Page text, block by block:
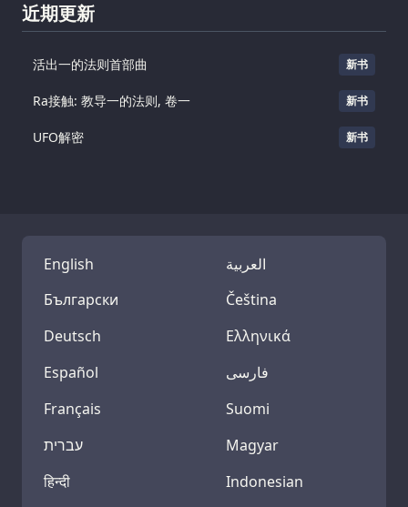
近期更新
活出一的法则首部曲 新书
Ra接触: 教导一的法则, 卷一 新书
UFO解密 新书
English
العربية
Български
Čeština
Deutsch
Ελληνικά
Español
فارسی
Français
Suomi
עברית
Magyar
हिन्दी
Indonesian